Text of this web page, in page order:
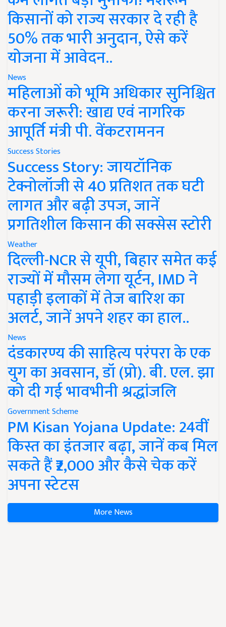
किसानों को राज्य सरकार दे रही है
50% तक भारी अनुदान, ऐसे करें
योजना में आवेदन..
News
महिलाओं को भूमि अधिकार सुनिश्चित
करना जरूरी: खाद्य एवं नागरिक
आपूर्ति मंत्री पी. वेंकटरामनन
Success Stories
Success Story: जायटॉनिक
टेक्नोलॉजी से 40 प्रतिशत तक घटी
लागत और बढ़ी उपज, जानें
प्रगतिशील किसान की सक्सेस स्टोरी
Weather
दिल्ली-NCR से यूपी, बिहार समेत कई
राज्यों में मौसम लेगा यूर्टन, IMD ने
पहाड़ी इलाकों में तेज बारिश का
अलर्ट, जानें अपने शहर का हाल..
News
दंडकारण्य की साहित्य परंपरा के एक
युग का अवसान, डॉ (प्रो). बी. एल. झा
को दी गई भावभीनी श्रद्धांजलि
Government Scheme
PM Kisan Yojana Update: 24वीं
किस्त का इंतजार बढ़ा, जानें कब मिल
सकते हैं ₹2,000 और कैसे चेक करें
अपना स्टेटस
More News